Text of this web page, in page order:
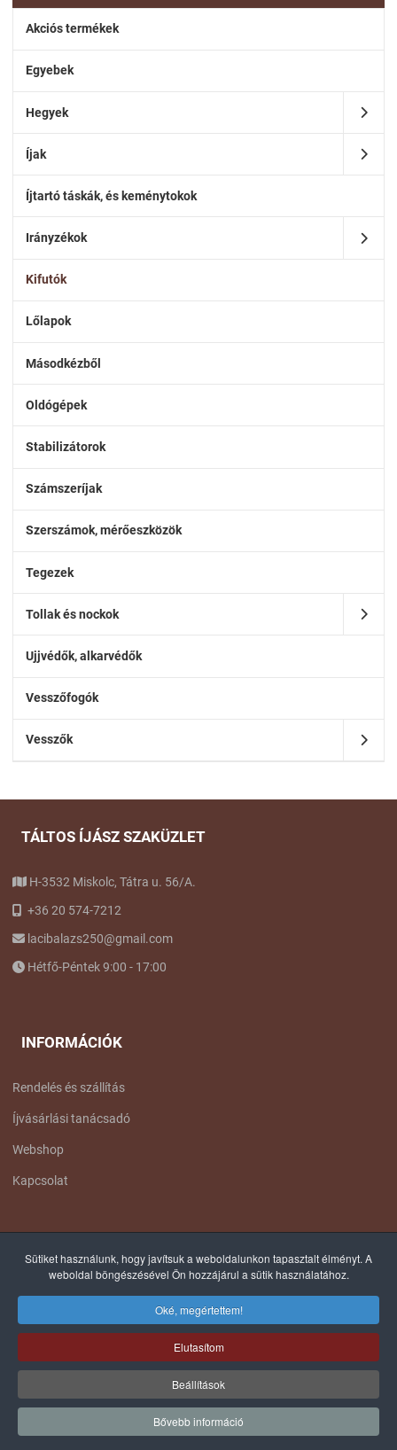
Sütiket használunk, hogy javítsuk a weboldalunkon tapasztalt élményt. A
weboldal böngészésével Ön hozzájárul a sütik használatához.
Oké, megértettem!
Elutasítom
Beállítások
Bővebb információ
KívánságlistaÖsszehasonlítás
Akciós termékek
Egyebek
Hegyek
Íjak
Íjtartó táskák, és keménytokok
Irányzékok
Kifutók
Lőlapok
Másodkézből
Oldógépek
Stabilizátorok
Számszeríjak
Szerszámok, mérőeszközök
Tegezek
Tollak és nockok
Ujjvédők, alkarvédők
Vesszőfogók
Vesszők
TÁLTOS ÍJÁSZ SZAKÜZLET
H-3532 Miskolc, Tátra u. 56/A.
+36 20 574-7212
lacibalazs250@gmail.com
Hétfő-Péntek 9:00 - 17:00
INFORMÁCIÓK
Rendelés és szállítás
Íjvásárlási tanácsadó
Webshop
Kapcsolat
© 2012-2025 COPYRIGHT, TÁLTOS ÍJÁSZ - MINDEN JOG FENNTARTVA! |
WEB: WEBSHINE.EU